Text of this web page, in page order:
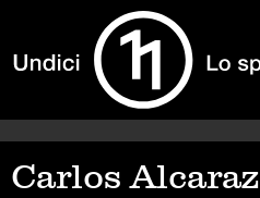
Carlos Alcaraz